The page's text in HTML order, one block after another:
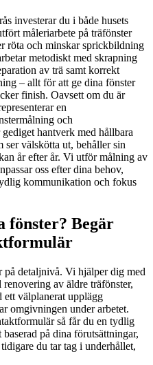
investerar du i både husets
måleriarbete på träfönster
röta och minskar sprickbildning
metodiskt med skrapning
av trä samt korrekt
– allt för att ge dina fönster
finish. Oavsett om du är
en
och
hantverk med hållbara
ser välskötta ut, behåller sin
år efter år. Vi utför målning av
oss efter dina behov,
kommunikation och fokus
fönster? Begär
på detaljnivå. Vi hjälper dig med
av äldre träfönster,
välplanerat upplägg
omgivningen under arbetet.
så får du en tydlig
på dina förutsättningar,
du tar tag i underhållet,